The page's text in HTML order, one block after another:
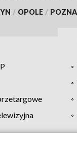
/ OPOLE /